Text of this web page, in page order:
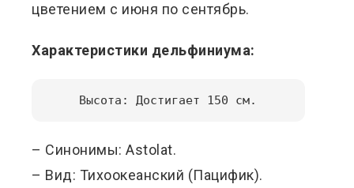
цветением с июня по сентябрь.
Характеристики дельфиниума:
Высота: Достигает 150 см.
– Синонимы: Astolat.
– Вид: Тихоокеанский (Пацифик).